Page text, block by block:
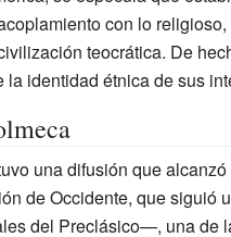
con lo religioso,
teocrática. De
identidad étnica de sus
una difusión que
de Occidente, que siguió
del Preclásico—, una de